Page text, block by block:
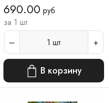
690.00 руб
за 1 шт
1 шт
В корзину